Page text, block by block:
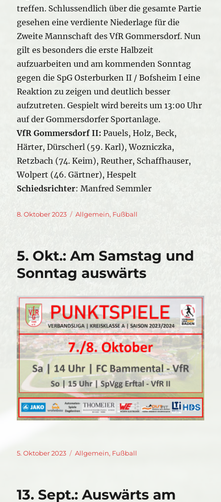
treffen. Schlussendlich über die gesamte Partie
gesehen eine verdiente Niederlage für die
Zweite Mannschaft des VfR Gommersdorf. Nun
gilt es besonders die erste Halbzeit
aufzuarbeiten und am kommenden Sonntag
gegen die SpG Osterburken II / Bofsheim I eine
Reaktion zu zeigen und deutlich besser
aufzutreten. Gespielt wird bereits um 13:00 Uhr
auf der Gommersdorfer Sportanlage.
VfR Gommersdorf II: Pauels, Holz, Beck,
Härter, Dürscherl (59. Karl), Wozniczka,
Retzbach (74. Keim), Reuther, Schaffhauser,
Wolpert (46. Gärtner), Hespelt
Schiedsrichter: Manfred Semmler
Veröffentlicht
8. Oktober 2023 Kategorien
Allgemein, Fußball
5. Okt.: Am Samstag und
Sonntag auswärts
Veröffentlicht
5. Oktober 2023 Kategorien
Allgemein, Fußball
13. Sept.: Auswärts am